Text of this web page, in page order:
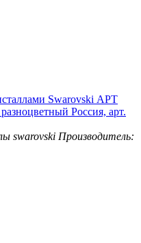
Swarovski АРТ
Россия, арт.
swarovski Производитель: